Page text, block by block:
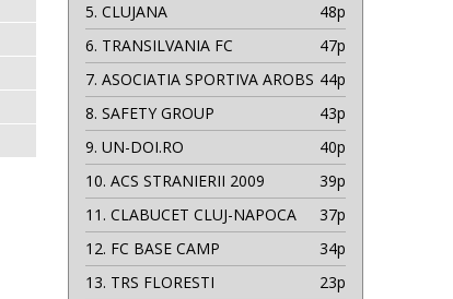
5. CLUJANA
48p
6. TRANSILVANIA FC
47p
7. ASOCIATIA SPORTIVA AROBS 44p
8. SAFETY GROUP
43p
9. UN-DOI.RO
40p
10. ACS STRANIERII 2009
39p
11. CLABUCET CLUJ-NAPOCA
37p
12. FC BASE CAMP
34p
13. TRS FLORESTI
23p